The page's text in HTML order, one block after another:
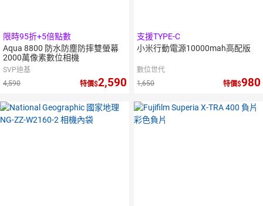
限時95折+5倍點數
Aqua 8800 防水防塵防摔雙螢幕
2000萬像素數位相機
SVP迪基
4,590
特價 2,590
支援TYPE-C
小米行動電源10000mah高配版
數位世代
1,650
特價 980